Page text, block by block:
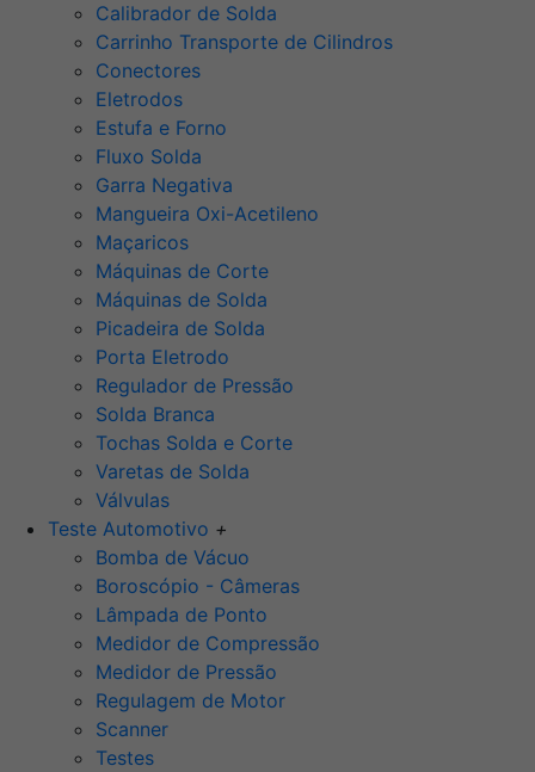
Calibrador de Solda
Carrinho Transporte de Cilindros
Conectores
Eletrodos
Estufa e Forno
Fluxo Solda
Garra Negativa
Mangueira Oxi-Acetileno
Maçaricos
Máquinas de Corte
Máquinas de Solda
Picadeira de Solda
Porta Eletrodo
Regulador de Pressão
Solda Branca
Tochas Solda e Corte
Varetas de Solda
Válvulas
Teste Automotivo +
Bomba de Vácuo
Boroscópio - Câmeras
Lâmpada de Ponto
Medidor de Compressão
Medidor de Pressão
Regulagem de Motor
Scanner
Testes